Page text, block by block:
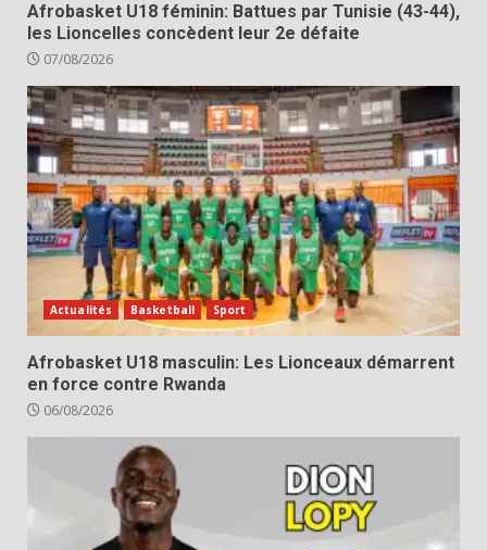
Afrobasket U18 féminin: Battues par Tunisie (43-44),
les Lioncelles concèdent leur 2e défaite
07/08/2026
Actualités Basketball Sport
Afrobasket U18 masculin: Les Lionceaux démarrent
en force contre Rwanda
06/08/2026